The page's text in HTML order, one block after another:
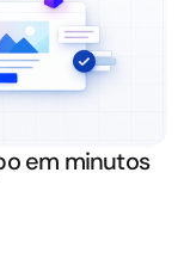
em minutos